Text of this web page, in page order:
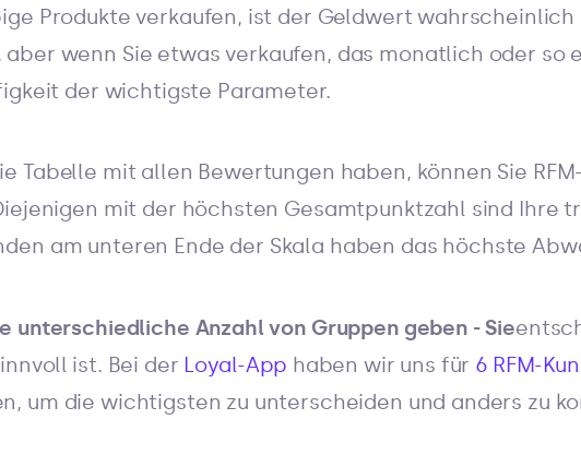
Produkte verkaufen, ist der Geldwert
aber wenn Sie etwas verkaufen, das monatlich oder so
der wichtigste Parameter.
Tabelle mit allen Bewertungen haben, können Sie
mit der höchsten Gesamtpunktzahl sind Ihre
am unteren Ende der Skala haben das höchste
unterschiedliche Anzahl von Gruppen geben - Sie
ist. Bei der Loyal-App haben wir uns für 6 RFM-
um die wichtigsten zu unterscheiden und anders zu